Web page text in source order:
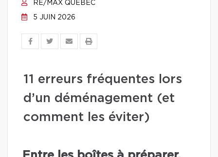
RE/MAX QUÉBEC
5 JUIN 2026
11 erreurs fréquentes lors
d’un déménagement (et
comment les éviter)